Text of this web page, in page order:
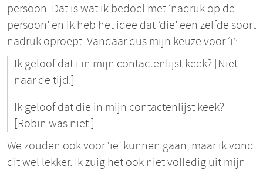
persoon. Dat is wat ik bedoel met ‘nadruk op de
persoon’ en ik heb het idee dat ‘die’ een zelfde soort
nadruk oproept. Vandaar dus mijn keuze voor ‘i’:
Ik geloof dat i in mijn contactenlijst keek? [Niet
naar de tijd.]
Ik geloof dat die in mijn contactenlijst keek?
[Robin was niet.]
We zouden ook voor ‘ie’ kunnen gaan, maar ik vond
dit wel lekker. Ik zuig het ook niet volledig uit mijn